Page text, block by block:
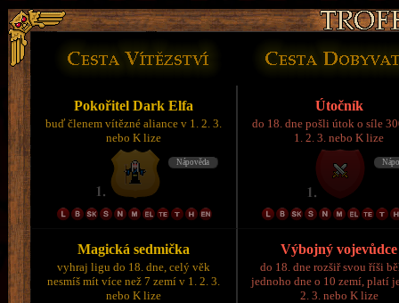
Pokořitel Dark Elfa
buď členem vítězné aliance v 1. 2. 3.
nebo K lize
Útočník
do 18. dne pošli útok o síle
1. 2. 3. nebo K lize
Magická sedmička
vyhraj ligu do 18. dne, celý věk
nesmíš mít více než 7 zemí v 1. 2. 3.
nebo K lize
Výbojný vojevůdce
do 18. dne rozšiř svou říši
jednoho dne o 10 zemí, platí
2. 3. nebo K lize